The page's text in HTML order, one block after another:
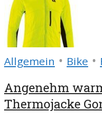
Allgemein • Bike •
Angenehm
Thermojacke